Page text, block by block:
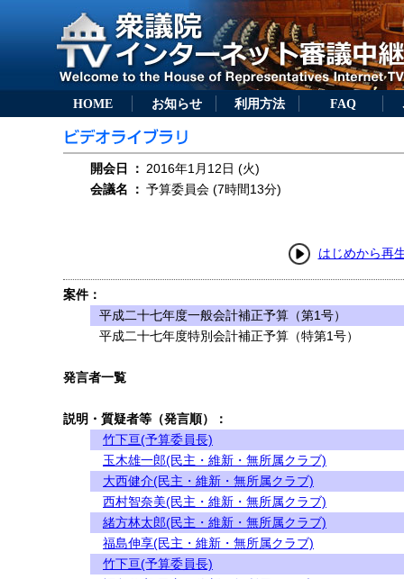
HOME お知らせ 利用方法 FAQ
開会日 ： 2016年1月12日 (火)
会議名
： 予算委員会 (7時間13分)
はじめから再
案件：
平成二十七年度一般会計補正予算（第1号）
平成二十七年度特別会計補正予算（特第1号）
発言者一覧
説明・質疑者等（発言順）：
竹下亘(予算委員長)
玉木雄一郎(民主・維新・無所属クラブ)
大西健介(民主・維新・無所属クラブ)
西村智奈美(民主・維新・無所属クラブ)
緒方林太郎(民主・維新・無所属クラブ)
福島伸享(民主・維新・無所属クラブ)
竹下亘(予算委員長)